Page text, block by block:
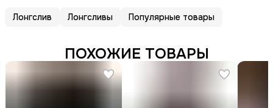
Лонгслив Лонгсливы Популярные товары
ПОХОЖИЕ ТОВАРЫ